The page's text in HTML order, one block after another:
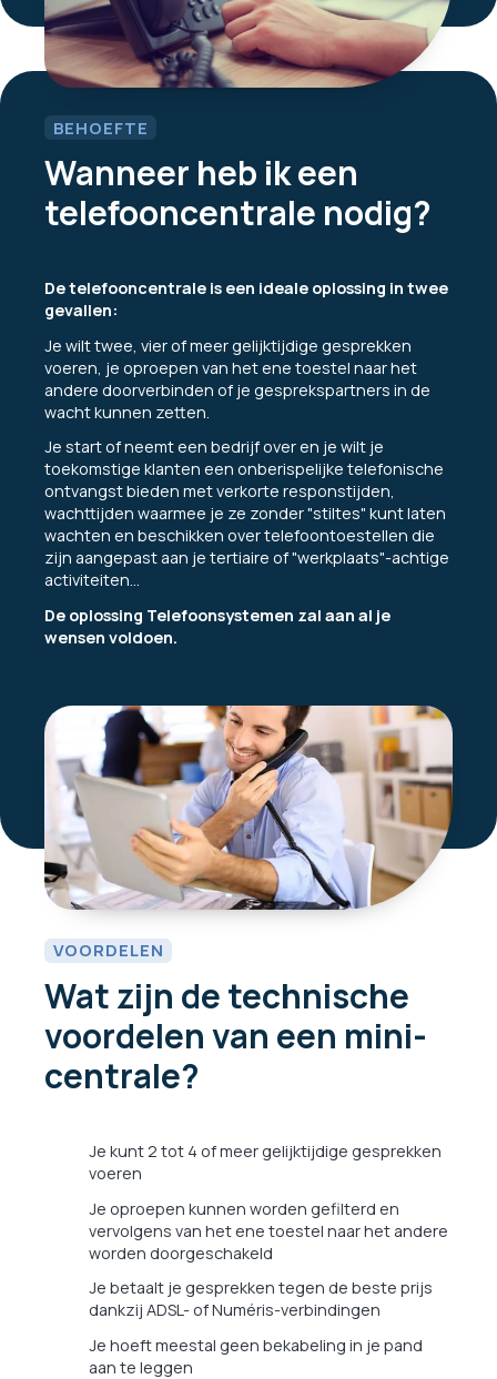
BEHOEFTE
Wanneer heb ik een
telefooncentrale nodig?
De telefooncentrale is een ideale oplossing in twee
gevallen:
Je wilt twee, vier of meer gelijktijdige gesprekken
voeren, je oproepen van het ene toestel naar het
andere doorverbinden of je gesprekspartners in de
wacht kunnen zetten.
Je start of neemt een bedrijf over en je wilt je
toekomstige klanten een onberispelijke telefonische
ontvangst bieden met verkorte responstijden,
wachttijden waarmee je ze zonder "stiltes" kunt laten
wachten en beschikken over telefoontoestellen die
zijn aangepast aan je tertiaire of "werkplaats"-achtige
activiteiten...
De oplossing Telefoonsystemen zal aan al je
wensen voldoen.
VOORDELEN
Wat zijn de technische
voordelen van een mini-
centrale?
Je kunt 2 tot 4 of meer gelijktijdige gesprekken
voeren
Je oproepen kunnen worden gefilterd en
vervolgens van het ene toestel naar het andere
worden doorgeschakeld
Je betaalt je gesprekken tegen de beste prijs
dankzij ADSL- of Numéris-verbindingen
Je hoeft meestal geen bekabeling in je pand
aan te leggen